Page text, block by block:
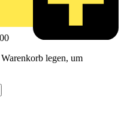
legen, um